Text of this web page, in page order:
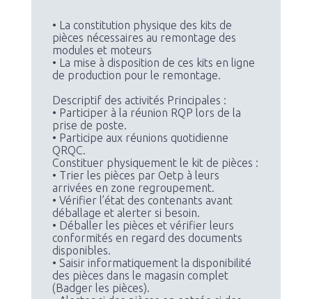
• La constitution physique des kits de
pièces nécessaires au remontage des
modules et moteurs
• La mise à disposition de ces kits en ligne
de production pour le remontage.
Descriptif des activités Principales :
• Participer à la réunion RQP lors de la
prise de poste.
• Participe aux réunions quotidienne
QRQC.
Constituer physiquement le kit de pièces :
• Trier les pièces par Oetp à leurs
arrivées en zone regroupement.
• Vérifier l’état des contenants avant
déballage et alerter si besoin.
• Déballer les pièces et vérifier leurs
conformités en regard des documents
disponibles.
• Saisir informatiquement la disponibilité
des pièces dans le magasin complet
(Badger les pièces).